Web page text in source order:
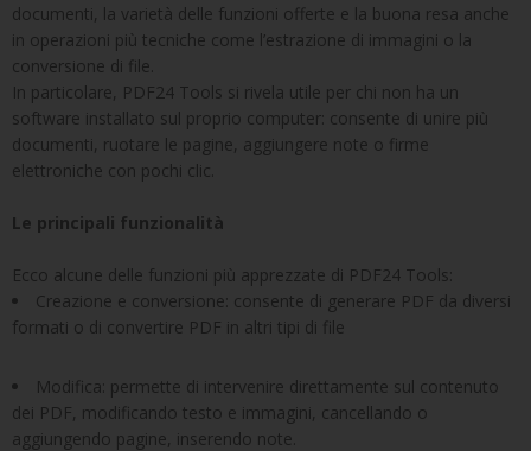
documenti, la varietà delle funzioni offerte e la buona resa anche
in operazioni più tecniche come l’estrazione di immagini o la
conversione di file.
In particolare, PDF24 Tools si rivela utile per chi non ha un
software installato sul proprio computer: consente di unire più
documenti, ruotare le pagine, aggiungere note o firme
elettroniche con pochi clic.
Le principali funzionalità
Ecco alcune delle funzioni più apprezzate di PDF24 Tools:
Creazione e conversione: consente di generare PDF da diversi
formati o di convertire PDF in altri tipi di file
Modifica: permette di intervenire direttamente sul contenuto
dei PDF, modificando testo e immagini, cancellando o
aggiungendo pagine, inserendo note.